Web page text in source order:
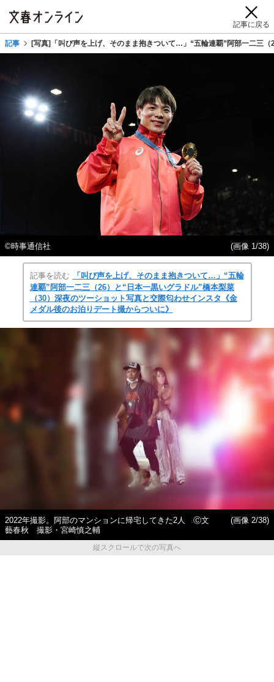
記事に戻る
記事 [写真]「叫び声を上げ、そのまま抱きついて…」“五輪連覇”阿部一二三
©時事通信社 (画像 1/38)
記事を読む
「叫び声を上げ、そのまま抱きついて…」“五輪
連覇”阿部一二三（26）と“日本一黒いグラドル”橋本梨菜
（30）深夜のツーショット写真と交際匂わせインスタ《金
メダル後のお泊りデート撮からついに》
2022年撮影。阿部のマンションに帰宅してきた2人 Ⓒ文
藝春秋 撮影・宮崎慎之輔
(画像 2/38)
縦スクロールで次の写真へ